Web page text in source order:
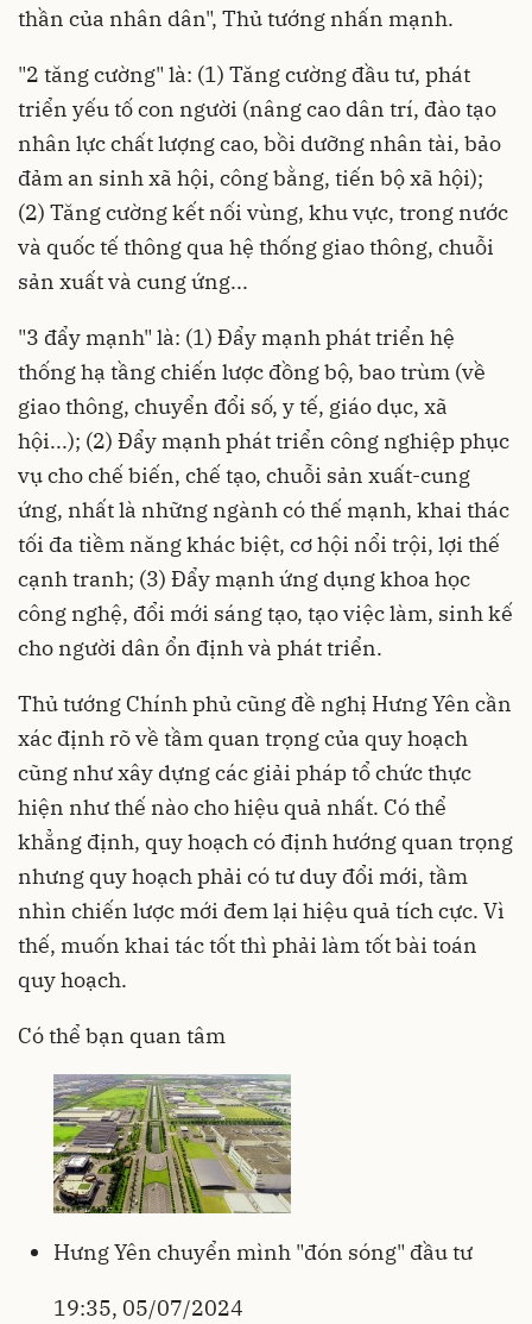
thần của nhân dân", Thủ tướng nhấn mạnh.
"2 tăng cường" là: (1) Tăng cường đầu tư, phát
triển yếu tố con người (nâng cao dân trí, đào tạo
nhân lực chất lượng cao, bồi dưỡng nhân tài, bảo
đảm an sinh xã hội, công bằng, tiến bộ xã hội);
(2) Tăng cường kết nối vùng, khu vực, trong nước
và quốc tế thông qua hệ thống giao thông, chuỗi
sản xuất và cung ứng...
"3 đẩy mạnh" là: (1) Đẩy mạnh phát triển hệ
thống hạ tầng chiến lược đồng bộ, bao trùm (về
giao thông, chuyển đổi số, y tế, giáo dục, xã
hội...); (2) Đẩy mạnh phát triển công nghiệp phục
vụ cho chế biến, chế tạo, chuỗi sản xuất-cung
ứng, nhất là những ngành có thế mạnh, khai thác
tối đa tiềm năng khác biệt, cơ hội nổi trội, lợi thế
cạnh tranh; (3) Đẩy mạnh ứng dụng khoa học
công nghệ, đổi mới sáng tạo, tạo việc làm, sinh kế
cho người dân ổn định và phát triển.
Thủ tướng Chính phủ cũng đề nghị Hưng Yên cần
xác định rõ về tầm quan trọng của quy hoạch
cũng như xây dựng các giải pháp tổ chức thực
hiện như thế nào cho hiệu quả nhất. Có thể
khẳng định, quy hoạch có định hướng quan trọng
nhưng quy hoạch phải có tư duy đổi mới, tầm
nhìn chiến lược mới đem lại hiệu quả tích cực. Vì
thế, muốn khai tác tốt thì phải làm tốt bài toán
quy hoạch.
Có thể bạn quan tâm
Hưng Yên chuyển mình "đón sóng" đầu tư
19:35, 05/07/2024